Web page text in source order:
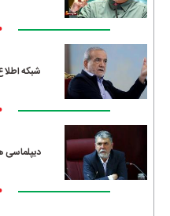
شبکه
دیپلماسی